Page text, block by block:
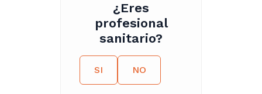
¿Eres
profesional
sanitario?
SI NO